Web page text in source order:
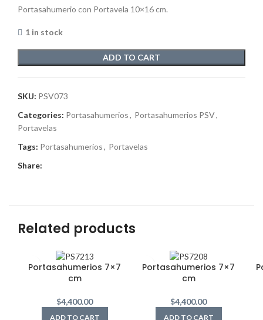
Portasahumerio con Portavela 10×16 cm.
1 in stock
ADD TO CART
SKU: PSV073
Categories: Portasahumerios, Portasahumerios PSV,
Portavelas
Tags: Portasahumerios, Portavelas
Share:
Related products
Portasahumerios 7×7
cm
$4,400.00
ADD TO CART
Portasahumerios 7×7
cm
$4,400.00
ADD TO CART